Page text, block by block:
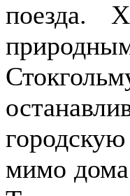
поезда.
мимо дома